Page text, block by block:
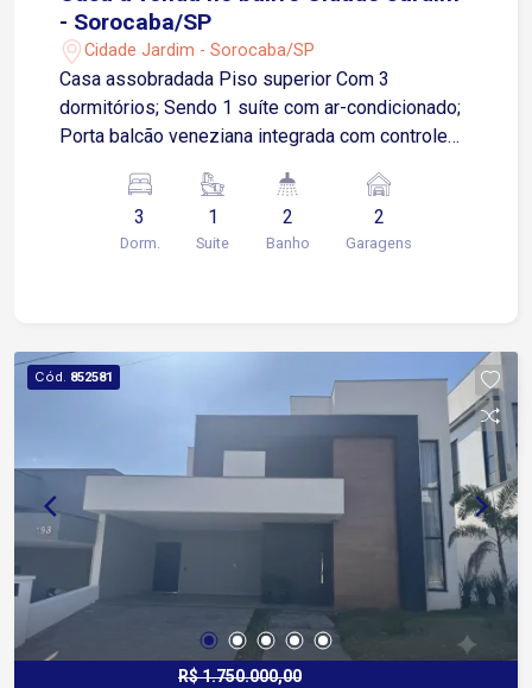
- Sorocaba/SP
Cidade Jardim - Sorocaba/SP
Casa assobradada Piso superior Com 3
dormitórios; Sendo 1 suíte com ar-condicionado;
Porta balcão veneziana integrada com controle
automático. Piso inferior Cozinha modulada;
Fogão por indução; Ilha; Área gourmet;
Churrasqueira; Pia e banheiro; Lavanderia coberta.
3
Dorm.
1
Suite
2
Banho
2
Garagens
Cód. 852581
R$ 1.750.000,00